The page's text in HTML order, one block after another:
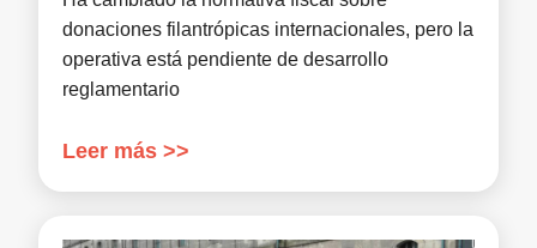
donaciones filantrópicas internacionales, pero la
operativa está pendiente de desarrollo
reglamentario
Leer más >>